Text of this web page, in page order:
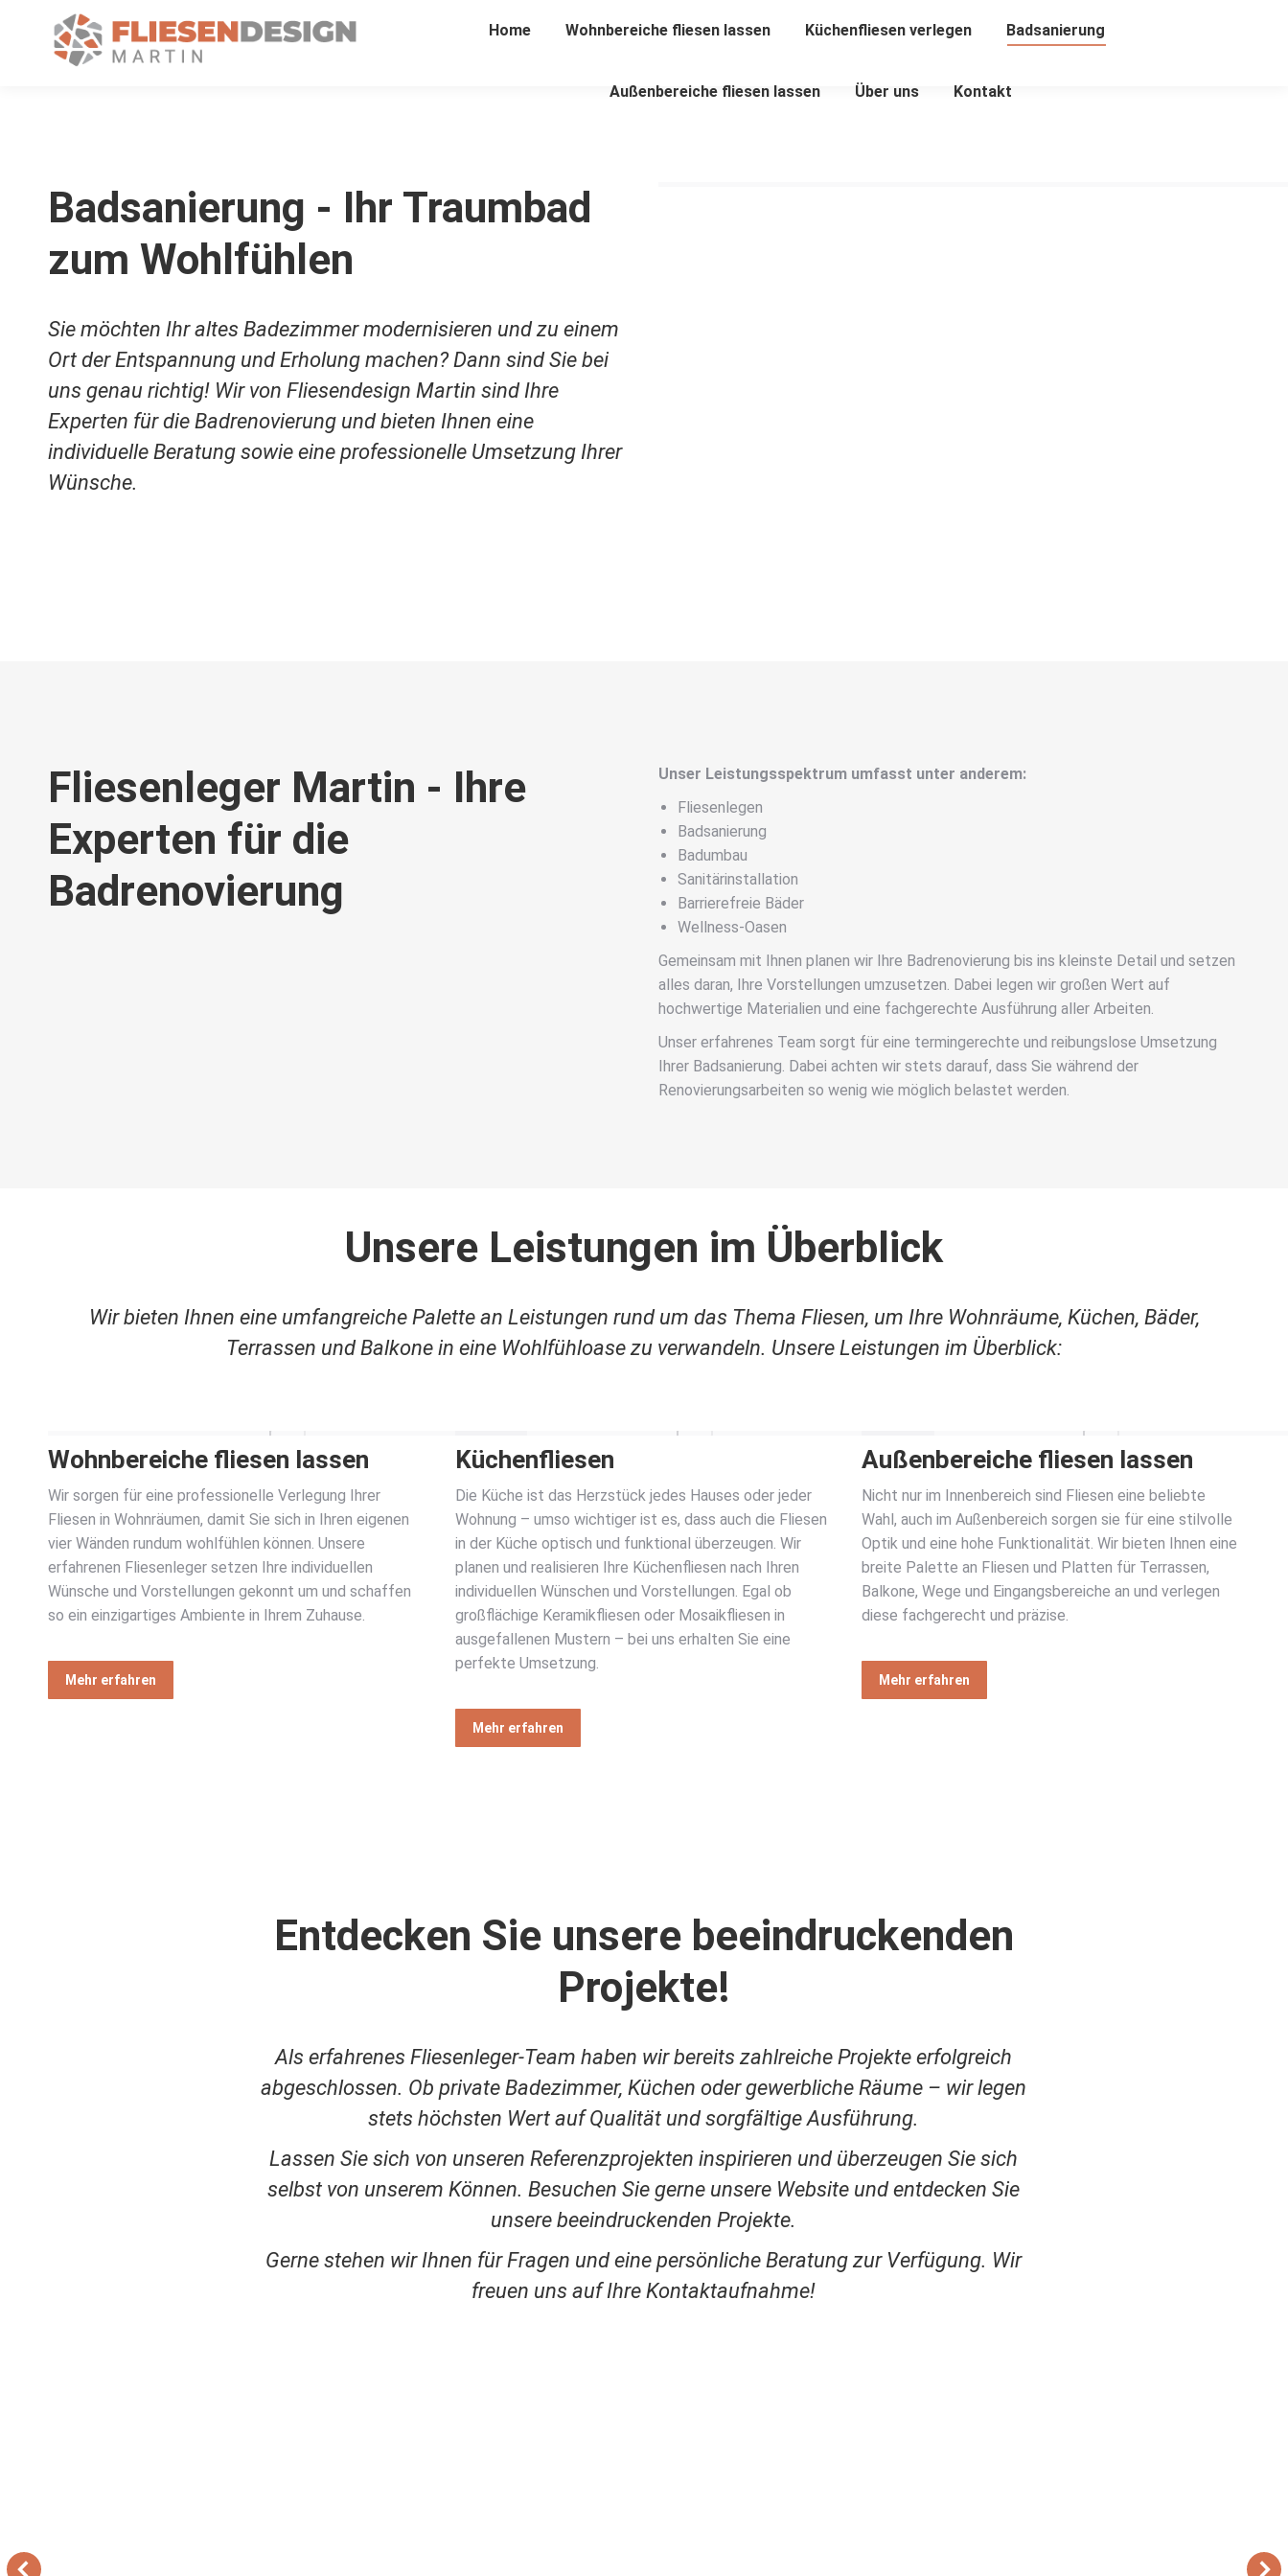
Home Wohnbereiche fliesen lassen Küchenfliesen verlegen Badsanierung
Außenbereiche fliesen lassen Über uns Kontakt
Badsanierung - Ihr Traumbad
zum Wohlfühlen
Sie möchten Ihr altes Badezimmer modernisieren und zu einem
Ort der Entspannung und Erholung machen? Dann sind Sie bei
uns genau richtig! Wir von Fliesendesign Martin sind Ihre
Experten für die Badrenovierung und bieten Ihnen eine
individuelle Beratung sowie eine professionelle Umsetzung Ihrer
Wünsche.
Fliesenleger Martin - Ihre
Experten für die
Badrenovierung
Unser Leistungsspektrum umfasst unter anderem:
Fliesenlegen
Badsanierung
Badumbau
Sanitärinstallation
Barrierefreie Bäder
Wellness-Oasen
Gemeinsam mit Ihnen planen wir Ihre Badrenovierung bis ins kleinste Detail und setzen
alles daran, Ihre Vorstellungen umzusetzen. Dabei legen wir großen Wert auf
hochwertige Materialien und eine fachgerechte Ausführung aller Arbeiten.
Unser erfahrenes Team sorgt für eine termingerechte und reibungslose Umsetzung
Ihrer Badsanierung. Dabei achten wir stets darauf, dass Sie während der
Renovierungsarbeiten so wenig wie möglich belastet werden.
Unsere Leistungen im Überblick
Wir bieten Ihnen eine umfangreiche Palette an Leistungen rund um das Thema Fliesen, um Ihre Wohnräume, Küchen, Bäder,
Terrassen und Balkone in eine Wohlfühloase zu verwandeln. Unsere Leistungen im Überblick:
Wohnbereiche fliesen lassen
Wir sorgen für eine professionelle Verlegung Ihrer
Fliesen in Wohnräumen, damit Sie sich in Ihren eigenen
vier Wänden rundum wohlfühlen können. Unsere
erfahrenen Fliesenleger setzen Ihre individuellen
Wünsche und Vorstellungen gekonnt um und schaffen
so ein einzigartiges Ambiente in Ihrem Zuhause.
Mehr erfahren
Küchenfliesen
Die Küche ist das Herzstück jedes Hauses oder jeder
Wohnung – umso wichtiger ist es, dass auch die Fliesen
in der Küche optisch und funktional überzeugen. Wir
planen und realisieren Ihre Küchenfliesen nach Ihren
individuellen Wünschen und Vorstellungen. Egal ob
großflächige Keramikfliesen oder Mosaikfliesen in
ausgefallenen Mustern – bei uns erhalten Sie eine
perfekte Umsetzung.
Mehr erfahren
Außenbereiche fliesen lassen
Nicht nur im Innenbereich sind Fliesen eine beliebte
Wahl, auch im Außenbereich sorgen sie für eine stilvolle
Optik und eine hohe Funktionalität. Wir bieten Ihnen eine
breite Palette an Fliesen und Platten für Terrassen,
Balkone, Wege und Eingangsbereiche an und verlegen
diese fachgerecht und präzise.
Mehr erfahren
Entdecken Sie unsere beeindruckenden
Projekte!
Als erfahrenes Fliesenleger-Team haben wir bereits zahlreiche Projekte erfolgreich
abgeschlossen. Ob private Badezimmer, Küchen oder gewerbliche Räume – wir legen
stets höchsten Wert auf Qualität und sorgfältige Ausführung.
Lassen Sie sich von unseren Referenzprojekten inspirieren und überzeugen Sie sich
selbst von unserem Können. Besuchen Sie gerne unsere Website und entdecken Sie
unsere beeindruckenden Projekte.
Gerne stehen wir Ihnen für Fragen und eine persönliche Beratung zur Verfügung. Wir
freuen uns auf Ihre Kontaktaufnahme!